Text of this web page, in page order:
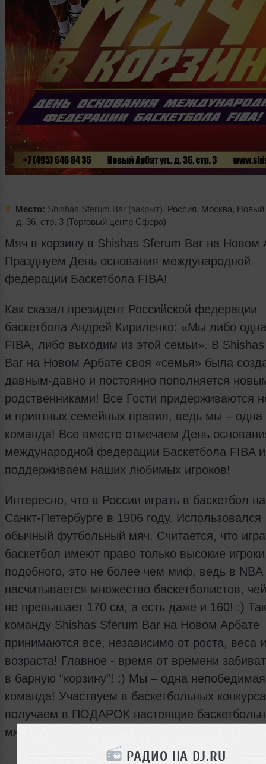
РАДИО НА DJ.RU
Место: Shishas Sferum Bar (закрыт), Россия, Москва, Новый
д. 36, стр. 3 (Торговый центр Сфера)
Мяч в корзину в Shishas Sferum Bar на Новом
Празднуем День основания международной
федерации Баскетбола FIBA!
Как сказал президент Российской федерации
баскетбола Андрей Кириленко: «Мы либо
FIBA, либо выходим из этой семьи». В
Bar на Новом Арбате своя «семья» была
давным-давно и постоянно пополняется
родственниками! Все Гости придерживаются
и приятных семейных правил, ведь мы – одна
команда! Все вместе отмечаем День
международной федерации Баскетбола FIBA и
поддерживаем наших любимых игроков!
Интересно, что в России играть в баскетбол
Санкт-Петербурге в 1906 году. Использовался
обычный футбольный мяч. Считается, что
баскетбол имеют право только высокие
подобного, это не более чем миф, ведь в NBA
насчитывается множество баскетболистов,
не превышает 170 см, а есть даже и 160! :)
команду Shishas Sferum Bar на Новом Арбате
принимаются все, независимо от роста, веса и
возраста! Главное - время от времени
в барную “корзину”! :) Мы – одна непобедимая
команда! Участвуем в баскетбольных
получаем в ПОДАРОК настоящие
мячи!